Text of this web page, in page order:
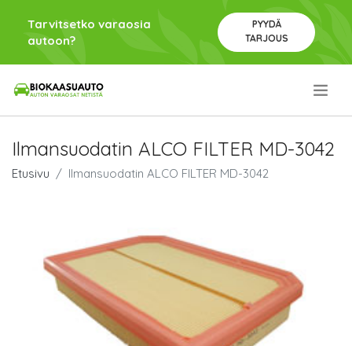
Tarvitsetko varaosia
autoon?
PYYDÄ
TARJOUS
Ilmansuodatin ALCO FILTER MD-3042
Etusivu Ilmansuodatin ALCO FILTER MD-3042